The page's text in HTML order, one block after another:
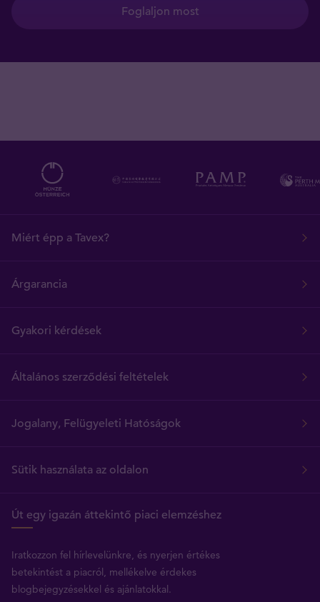
Foglaljon most
Miért épp a Tavex?
Árgarancia
Gyakori kérdések
Általános szerződési feltételek
Jogalany, Felügyeleti Hatóságok
Sütik használata az oldalon
Út egy igazán áttekintő piaci elemzéshez
Iratkozzon fel hírlevelünkre, és nyerjen értékes
betekintést a piacról, mellékelve érdekes
blogbejegyzésekkel és ajánlatokkal.